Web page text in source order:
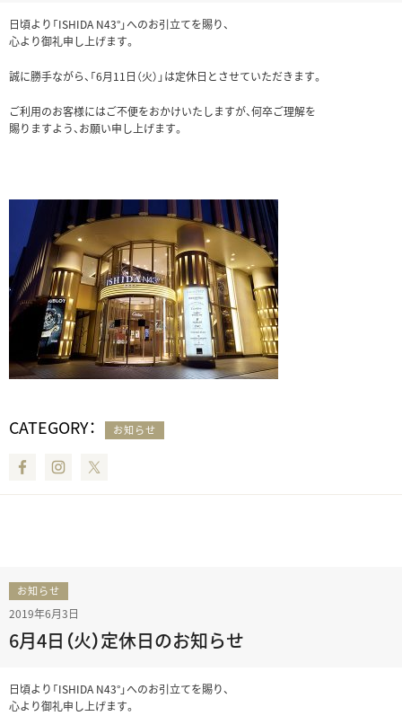
日頃より「ISHIDA N43°」へのお引立てを賜り、
心より御礼申し上げます。
誠に勝手ながら、「6月11日（火）」は定休日とさせていただきます。
ご利用のお客様にはご不便をおかけいたしますが、何卒ご理解を
賜りますよう、お願い申し上げます。
CATEGORY： お知らせ
FacebookInstagram
お知らせ
2019年6月3日
6月4日（火）定休日のお知らせ
日頃より「ISHIDA N43°」へのお引立てを賜り、
心より御礼申し上げます。